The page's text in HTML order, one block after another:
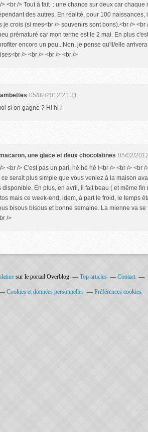
> <br /> Tout à fait : une chance sur deux car
des autres. En réalité, pour 100 naissances,
je crois (si mes<br /> souvenirs sont bons).<br />
prématuré car mon terme est le 2 mai. En plus
encore un peu...Non, je pense qu'il/elle
/> <br /> <br /> <br />
05/02/2012 21:31
si on gagne ? Hi hi !
une glace et deux chocolatines 05/02/
> <br /> C'est pas un pari, hé hé hé !<br /> <br /> <br
ce serait plus simple que vous veniez à la maison
disponible. En plus, en avril, il fait beau ( et même fin
mais ce week-end, idem, à part le froid, le temps
bisous bisous et bonne semaine. La mienne va
/>
sur le portail Overblog Top articles Contact
Cookies et données personnelles Préférences cookies